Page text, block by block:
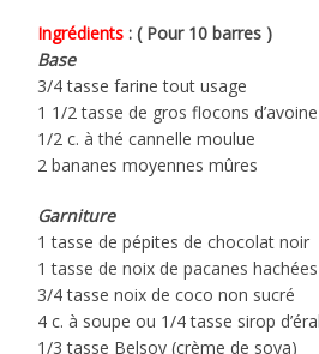
Ingrédients : ( Pour 10 barres )
Base
3/4 tasse farine tout usage
1 1/2 tasse de gros flocons d’avoine
1/2 c. à thé cannelle moulue
2 bananes moyennes mûres
Garniture
1 tasse de pépites de chocolat noir
1 tasse de noix de pacanes
3/4 tasse noix de coco non sucré
4 c. à soupe ou 1/4 tasse sirop
1/3 tasse Belsoy (crème de soya)